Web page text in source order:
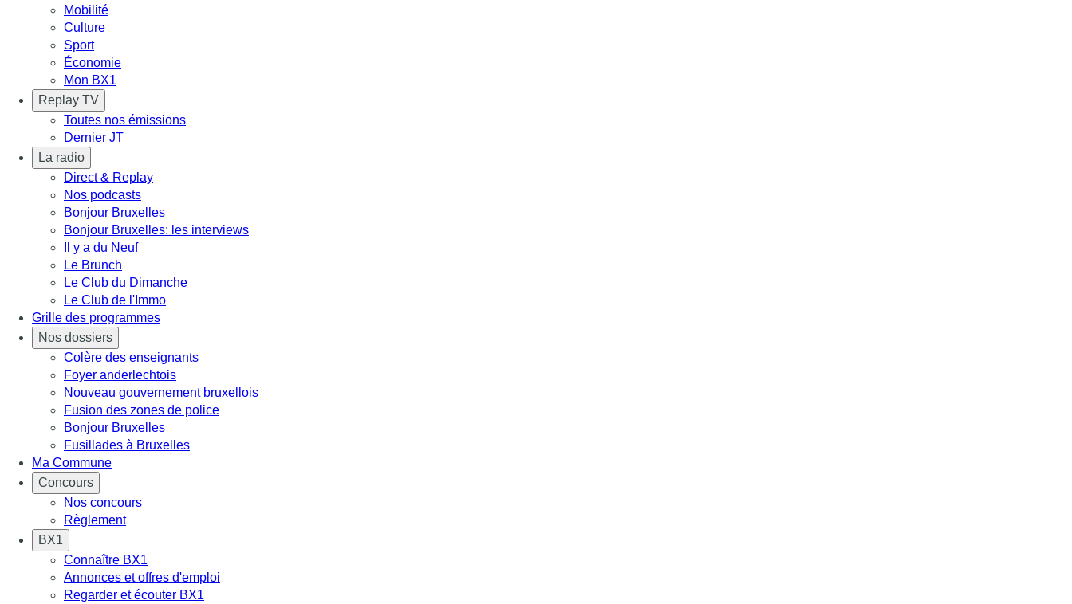
Mobilité
Culture
Sport
Économie
Mon BX1
Replay TV
Toutes nos émissions
Dernier JT
La radio
Direct & Replay
Nos podcasts
Bonjour Bruxelles
Bonjour Bruxelles: les interviews
Il y a du Neuf
Le Brunch
Le Club du Dimanche
Le Club de l'Immo
Grille des programmes
Nos dossiers
Colère des enseignants
Foyer anderlechtois
Nouveau gouvernement bruxellois
Fusion des zones de police
Bonjour Bruxelles
Fusillades à Bruxelles
Ma Commune
Concours
Nos concours
Règlement
BX1
Connaître BX1
Annonces et offres d'emploi
Regarder et écouter BX1